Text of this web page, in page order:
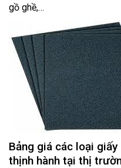
gồ ghề,…
Bảng giá các loại
thịnh hành tại thị